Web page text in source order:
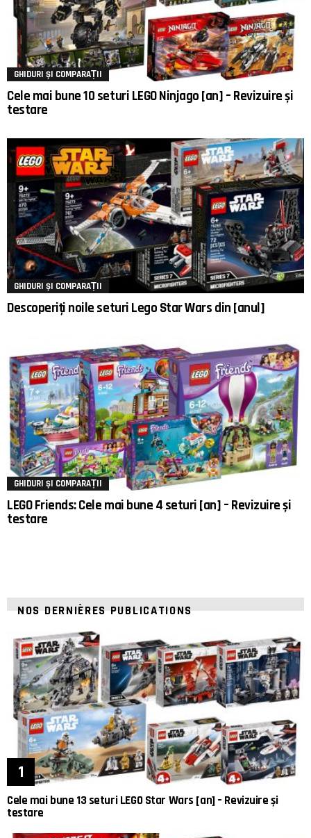
GHIDURI ȘI COMPARAȚII
Cele mai bune 10 seturi LEGO Ninjago [an] – Revizuire și
testare
GHIDURI ȘI COMPARAȚII
Descoperiți noile seturi Lego Star Wars din [anul]
GHIDURI ȘI COMPARAȚII
LEGO Friends: Cele mai bune 4 seturi [an] – Revizuire și
testare
NOS DERNIÈRES PUBLICATIONS
Cele mai bune 13 seturi LEGO Star Wars [an] – Revizuire și
testare